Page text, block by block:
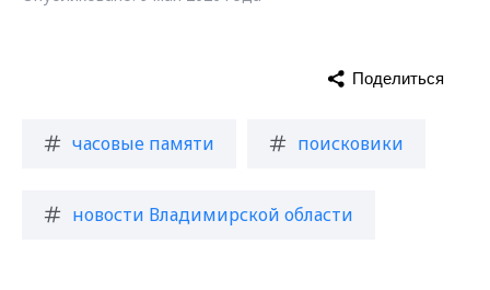
часовые памяти поисковики
новости Владимирской области
Поделиться